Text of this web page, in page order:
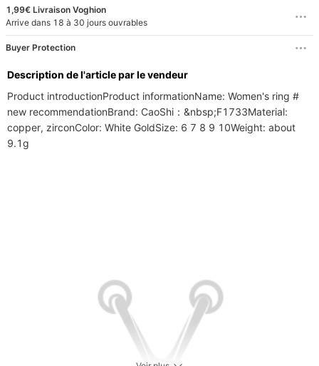
ou toute autre
occasion
1,99€ Livraison Voghion
Arrive dans 18 à 30 jours ouvrables
Buyer Protection
Description de l'article par le vendeur
Product introductionProduct informationName: Women's ring #
new recommendationBrand: CaoShi：&nbsp;F1733Material:
copper, zirconColor: White GoldSize: 6 7 8 9 10Weight: about
9.1g